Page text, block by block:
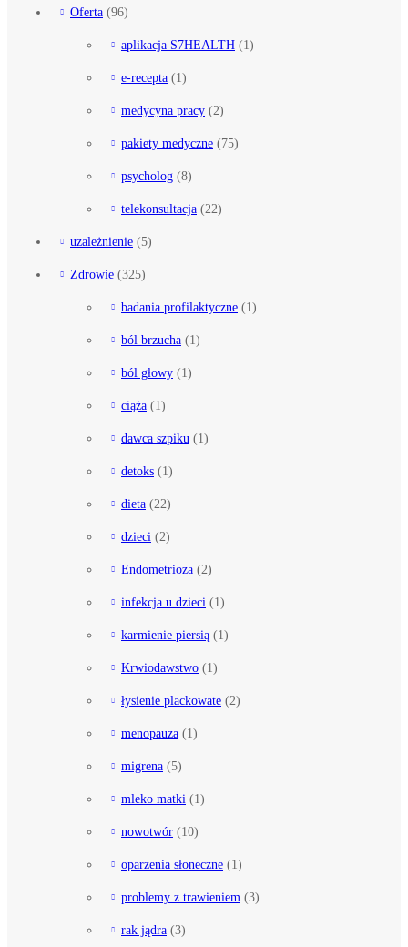
Oferta (96)
aplikacja S7HEALTH (1)
e-recepta (1)
medycyna pracy (2)
pakiety medyczne (75)
psycholog (8)
telekonsultacja (22)
uzależnienie (5)
Zdrowie (325)
badania profilaktyczne (1)
ból brzucha (1)
ból głowy (1)
ciąża (1)
dawca szpiku (1)
detoks (1)
dieta (22)
dzieci (2)
Endometrioza (2)
infekcja u dzieci (1)
karmienie piersią (1)
Krwiodawstwo (1)
łysienie plackowate (2)
menopauza (1)
migrena (5)
mleko matki (1)
nowotwór (10)
oparzenia słoneczne (1)
problemy z trawieniem (3)
rak jądra (3)